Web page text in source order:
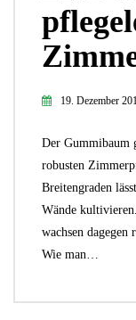
19. Dezember
Der Gummibaum
robusten
Breitengraden
Wände
wachsen
Wie man…